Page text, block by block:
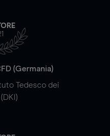
(Germania)
Tedesco dei